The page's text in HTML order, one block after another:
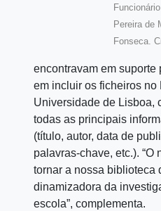
Pereira de
Fonseca.
encontravam em suporte
em incluir os ficheiros no
Universidade de Lisboa,
todas as principais
(título, autor, data de
palavras-chave, etc.). “O
tornar a nossa biblioteca
dinamizadora da
escola”, complementa.